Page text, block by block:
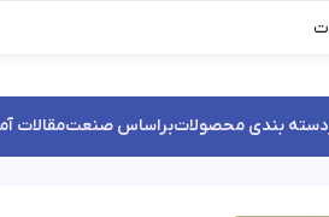
دسته بندی محصولاتبراساس صنعتمقالات